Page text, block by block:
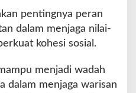
pentingnya peran
dalam menjaga nilai-
kohesi sosial.
menjadi wadah
dalam menjaga warisan